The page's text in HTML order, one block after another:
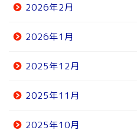
2026年2月
2026年1月
2025年12月
2025年11月
2025年10月